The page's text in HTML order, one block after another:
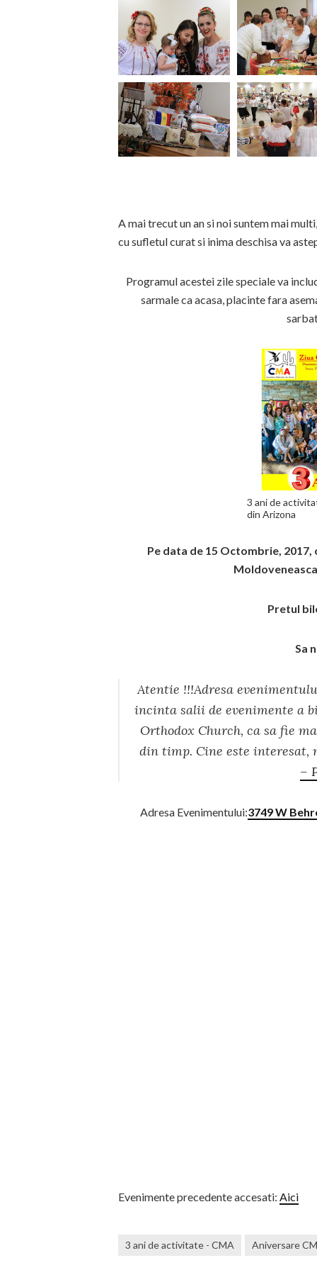
A mai trecut un an si noi suntem mai
cu sufletul curat si inima deschisa va
Programul acestei zile speciale va
sarmale ca acasa, placinte fara
3 ani de
din Arizona
Pe data de 15 Octombrie,
Pretul
Sa
Atentie !!!Adresa
incinta salii de evenimente a
Orthodox Church, ca sa fie
din timp. Cine este
–
Adresa Evenimentului:3749 W
Evenimente precedente accesati: Aici
3 ani de activitate - CMA Aniversare